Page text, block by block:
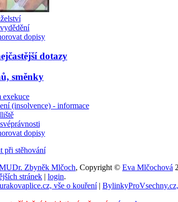
Zbyněk Mlčoch, Copyright © Eva Mlčochová
stránek | login.
vše o kouření|